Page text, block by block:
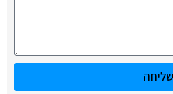
שליחה